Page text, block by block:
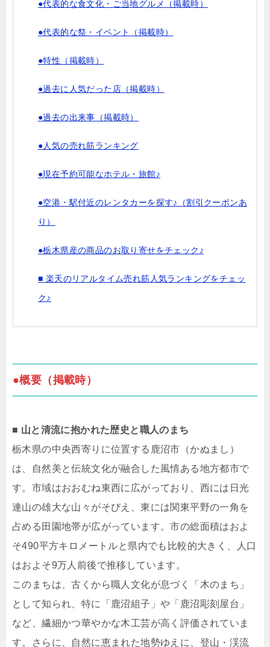
●代表的な食文化・ご当地グルメ（掲載時）
●代表的な祭・イベント（掲載時）
●特性（掲載時）
●過去に人気だった店（掲載時）
●過去の出来事（掲載時）
●人気の売れ筋ランキング
●現在予約可能なホテル・旅館♪
●空港・駅付近のレンタカーを探す♪（割引クーポンあ
り）
●栃木県産の商品のお取り寄せをチェック♪
■ 楽天のリアルタイム売れ筋人気ランキングをチェッ
ク♪
●概要（掲載時）
■ 山と清流に抱かれた歴史と職人のまち
栃木県の中央西寄りに位置する鹿沼市（かぬまし）
は、自然美と伝統文化が融合した風情ある地方都市で
す。市域はおおむね東西に広がっており、西には日光
連山の雄大な山々がそびえ、東には関東平野の一角を
占める田園地帯が広がっています。市の総面積はおよ
そ490平方キロメートルと県内でも比較的大きく、人口
はおよそ9万人前後で推移しています。
このまちは、古くから職人文化が息づく「木のまち」
として知られ、特に「鹿沼組子」や「鹿沼彫刻屋台」
など、繊細かつ華やかな木工芸が高く評価されていま
す。さらに、自然に恵まれた地勢ゆえに、登山・渓流